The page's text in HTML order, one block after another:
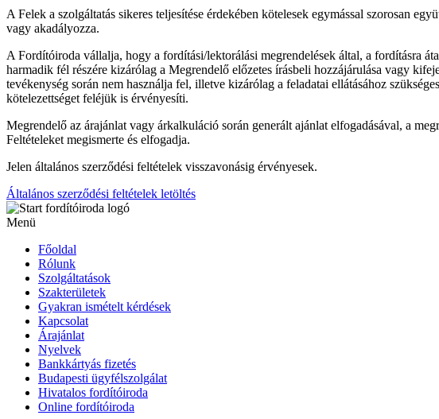
A Felek a szolgáltatás sikeres teljesítése érdekében kötelesek egymással szorosan
vagy akadályozza.
A Fordítóiroda vállalja, hogy a fordítási/lektorálási megrendelések által, a fordításra
harmadik fél részére kizárólag a Megrendelő előzetes írásbeli hozzájárulása vagy
tevékenység során nem használja fel, illetve kizárólag a feladatai ellátásához
kötelezettséget feléjük is érvényesíti.
Megrendelő az árajánlat vagy árkalkuláció során generált ajánlat elfogadásával, a
Feltételeket megismerte és elfogadja.
Jelen általános szerződési feltételek visszavonásig érvényesek.
Általános szerződési feltételek letöltés
Menü
Főoldal
Rólunk
Szolgáltatások
Szakterületek
Gyakran ismételt kérdések
Kapcsolat
Árajánlat
Nyelvek
Bankkártyás fizetés
Budapesti ügyfélszolgálat
Hivatalos fordítóiroda
Online fordítóiroda